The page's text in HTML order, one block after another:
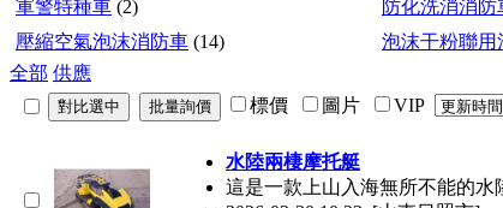
軍警特種車 (2) 防化洗消消防
壓縮空氣泡沫消防車 (14) 泡沫干粉聯用
全部 供應
標價
圖片 VIP
水陸兩棲摩托艇
這是一款上山入海無所不能的水